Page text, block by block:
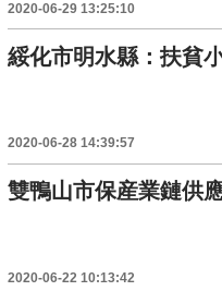
2020-06-29 13:25:10
綏化市明水縣：扶貧
2020-06-28 14:39:57
雙鴨山市保産業鏈供
2020-06-22 10:13:42